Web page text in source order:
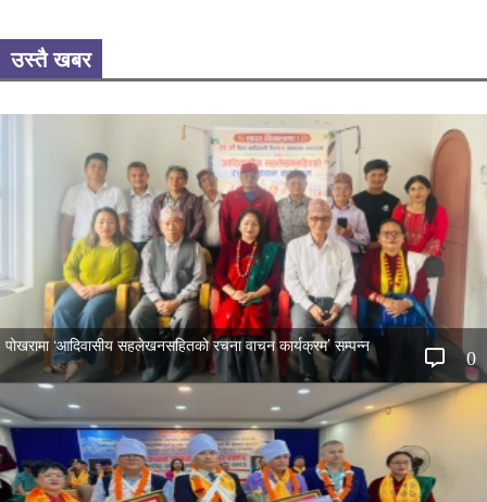
उस्तै खबर
0
पोखरामा ‘आदिवासीय सहलेखनसहितको रचना वाचन कार्यक्रम’ सम्पन्न